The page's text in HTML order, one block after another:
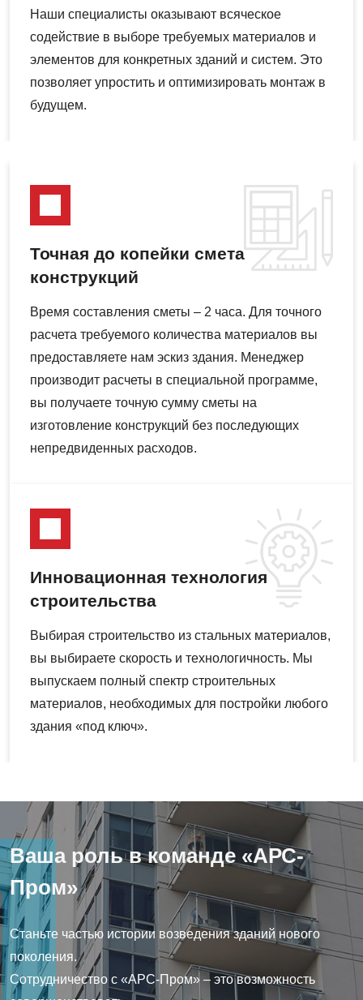
Наши специалисты оказывают всяческое
содействие в выборе требуемых материалов и
элементов для конкретных зданий и систем. Это
позволяет упростить и оптимизировать монтаж в
будущем.
Точная до копейки смета
конструкций
Время составления сметы – 2 часа. Для точного
расчета требуемого количества материалов вы
предоставляете нам эскиз здания. Менеджер
производит расчеты в специальной программе,
вы получаете точную сумму сметы на
изготовление конструкций без последующих
непредвиденных расходов.
Инновационная технология
строительства
Выбирая строительство из стальных материалов,
вы выбираете скорость и технологичность. Мы
выпускаем полный спектр строительных
материалов, необходимых для постройки любого
здания «под ключ».
Ваша роль в команде «АРС-
Пром»
Станьте частью истории возведения зданий нового
поколения.
Сотрудничество с «АРС-Пром» – это возможность